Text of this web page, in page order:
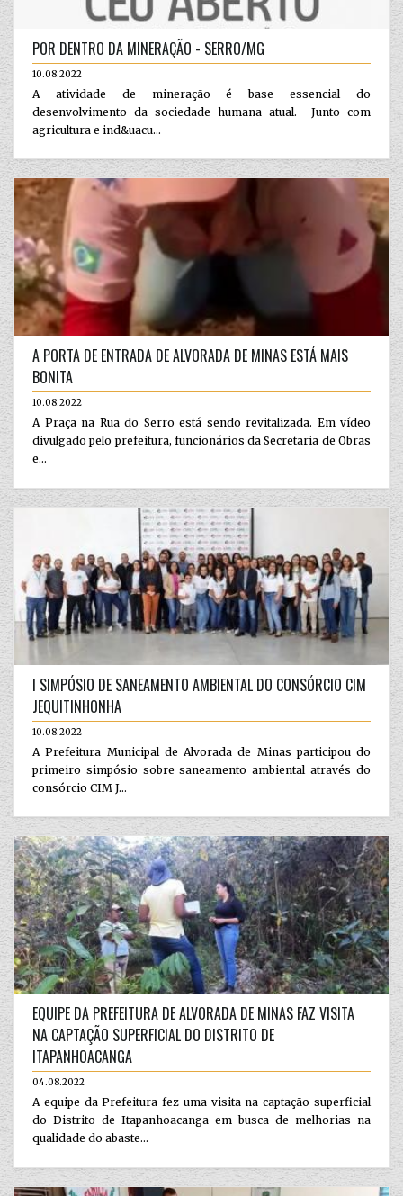
POR DENTRO DA MINERAÇÃO - SERRO/MG
10.08.2022
A atividade de mineração é base essencial do
desenvolvimento da sociedade humana atual. Junto com
agricultura e ind&uacu...
A PORTA DE ENTRADA DE ALVORADA DE MINAS ESTÁ MAIS
BONITA
10.08.2022
A Praça na Rua do Serro está sendo revitalizada. Em vídeo
divulgado pelo prefeitura, funcionários da Secretaria de Obras
e...
I SIMPÓSIO DE SANEAMENTO AMBIENTAL DO CONSÓRCIO CIM
JEQUITINHONHA
10.08.2022
A Prefeitura Municipal de Alvorada de Minas participou do
primeiro simpósio sobre saneamento ambiental através do
consórcio CIM J...
EQUIPE DA PREFEITURA DE ALVORADA DE MINAS FAZ VISITA
NA CAPTAÇÃO SUPERFICIAL DO DISTRITO DE
ITAPANHOACANGA
04.08.2022
A equipe da Prefeitura fez uma visita na captação superficial
do Distrito de Itapanhoacanga em busca de melhorias na
qualidade do abaste...